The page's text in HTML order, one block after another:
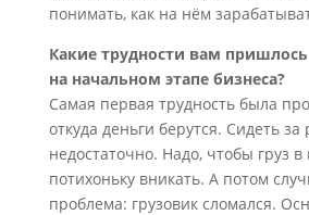
понимать, как на нём
Какие трудности вам
на начальном этапе бизнеса?
Самая первая трудность была
откуда деньги берутся. Сидеть за
недостаточно. Надо, чтобы груз в
потихоньку вникать. А потом
проблема: грузовик сломался.